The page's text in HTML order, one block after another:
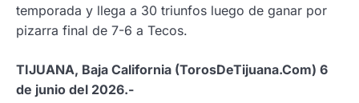
temporada y llega a 30 triunfos luego de ganar por
pizarra final de 7-6 a Tecos.
TIJUANA, Baja California (TorosDeTijuana.Com) 6
de junio del 2026.-